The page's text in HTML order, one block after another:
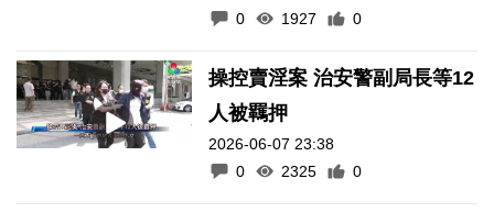
0
1927 0
操控賣淫案 治安警副局長等12
人被羈押
2026-06-07 23:38
0
2325 0